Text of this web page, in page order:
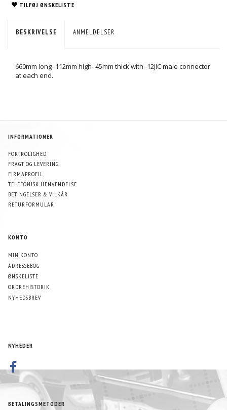
TILFØJ ØNSKELISTE
BESKRIVELSE ANMELDELSER
660mm long- 112mm high- 45mm thick with -12JIC male connector
at each end.
INFORMATIONER
FORTROLIGHED
FRAGT OG LEVERING
FIRMAPROFIL
TELEFONISK HENVENDELSE
BETINGELSER & VILKÅR
RETURFORMULAR
KONTO
MIN KONTO
ADRESSEBOG
ØNSKELISTE
ORDREHISTORIK
NYHEDSBREV
NYHEDER
BETALINGSMETODER